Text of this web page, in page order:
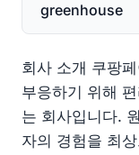
greenhouse
회사 소개 쿠팡
부응하기 위해
는 회사입니다.
자의 경험을 최